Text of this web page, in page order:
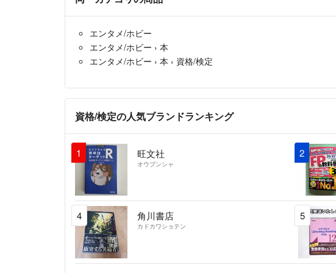
エンタメ/ホビー
エンタメ/ホビー › 本
エンタメ/ホビー › 本 › 資格/検定
資格/検定の人気ブランドランキング
1 旺文社
オウブンシャ
2
4 角川書店
カドカワショテン
5